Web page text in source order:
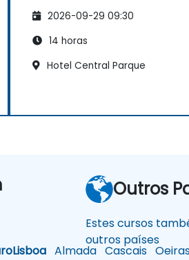
2026-09-29 09:30
14 horas
Hotel Central Parque
Lisboa Almada Cascais
Outros
Estes cursos
outros países